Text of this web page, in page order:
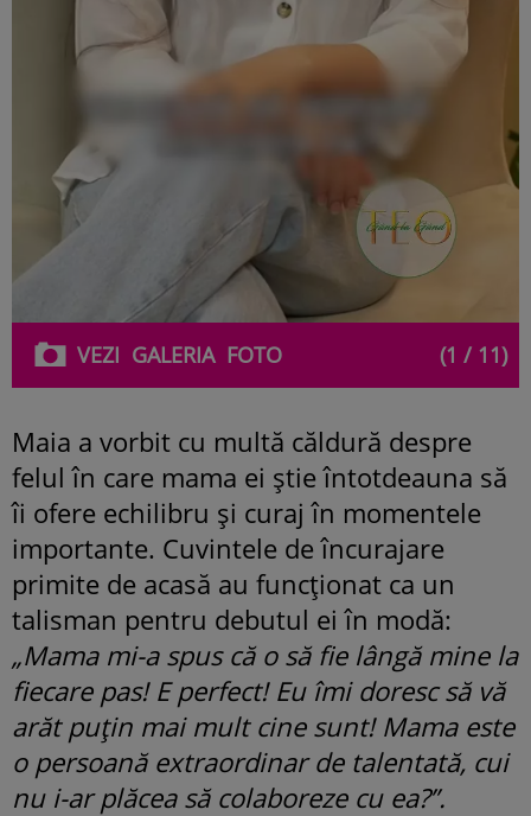
VEZI GALERIAFOTO (1 / 11)
Maia a vorbit cu multă căldură despre
felul în care mama ei știe întotdeauna să
îi ofere echilibru și curaj în momentele
importante. Cuvintele de încurajare
primite de acasă au funcționat ca un
talisman pentru debutul ei în modă:
„Mama mi-a spus că o să fie lângă mine la
fiecare pas! E perfect! Eu îmi doresc să vă
arăt puțin mai mult cine sunt! Mama este
o persoană extraordinar de talentată, cui
nu i-ar plăcea să colaboreze cu ea?”.